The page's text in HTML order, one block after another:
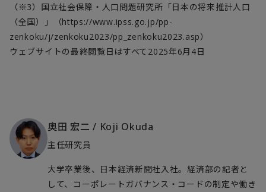
（※3）国立社会保障・人口問題研究所「日本の将来推計人口
（全国）」（https://www.ipss.go.jp/pp-
zenkoku/j/zenkoku2023/pp_zenkoku2023.asp）
ウェブサイトの最終閲覧日はすべて2025年6月4日
奥田 宏二 / Koji Okuda
主任研究員
大学卒業後、日本経済新聞社入社。経済部の記者と
して、コーポレートガバナンス・コードの制定や働き